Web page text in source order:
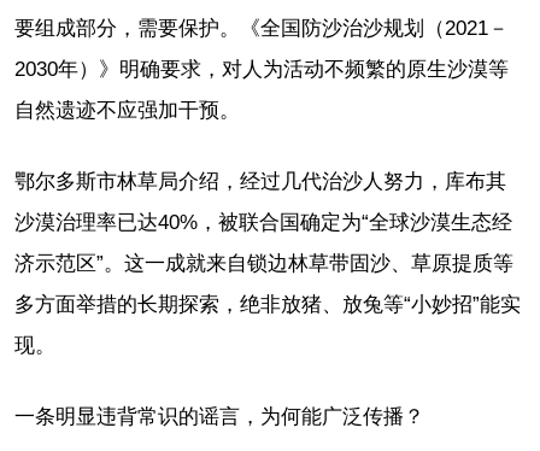
要组成部分，需要保护。《全国防沙治沙规划（2021－
2030年）》明确要求，对人为活动不频繁的原生沙漠等
自然遗迹不应强加干预。
鄂尔多斯市林草局介绍，经过几代治沙人努力，库布其
沙漠治理率已达40%，被联合国确定为“全球沙漠生态经
济示范区”。这一成就来自锁边林草带固沙、草原提质等
多方面举措的长期探索，绝非放猪、放兔等“小妙招”能实
现。
一条明显违背常识的谣言，为何能广泛传播？